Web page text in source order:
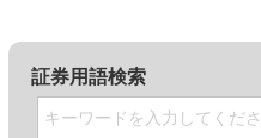
証券用語検索